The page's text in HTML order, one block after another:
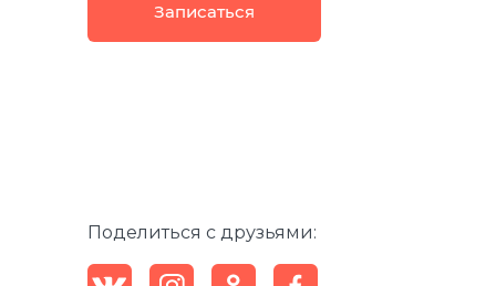
Записаться
Поделиться с друзьями: